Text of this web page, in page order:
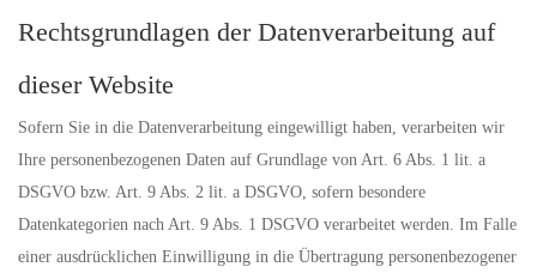
Rechtsgrundlagen der Datenverarbeitung auf
dieser Website
Sofern Sie in die Datenverarbeitung eingewilligt haben, verarbeiten wir
Ihre personenbezogenen Daten auf Grundlage von Art. 6 Abs. 1 lit. a
DSGVO bzw. Art. 9 Abs. 2 lit. a DSGVO, sofern besondere
Datenkategorien nach Art. 9 Abs. 1 DSGVO verarbeitet werden. Im Falle
einer ausdrücklichen Einwilligung in die Übertragung personenbezogener